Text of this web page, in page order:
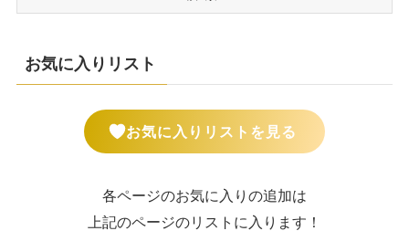
お気に入りリスト
お気に入りリストを見る
各ページのお気に入りの追加は
上記のページのリストに入ります！